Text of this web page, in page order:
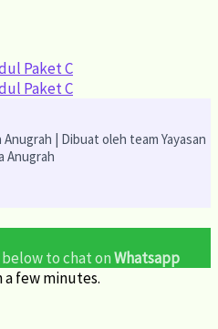
Paket C
Paket C
| Dibuat oleh team Yayasan
Anugrah
to chat onWhatsapp
few minutes.